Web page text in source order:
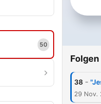
50
Folgen
38 -
29 Nov.